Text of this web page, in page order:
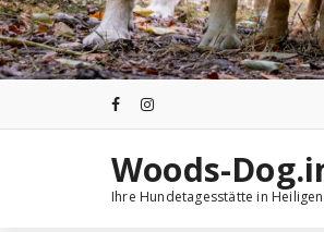
Woods-
Ihre Hundetagesstätte in